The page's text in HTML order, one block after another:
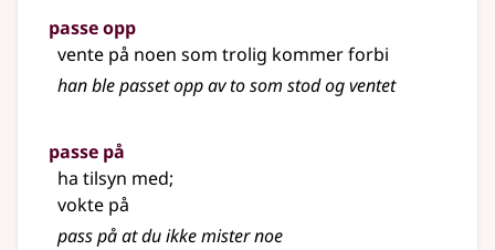
passe opp
vente på noen som trolig kommer forbi
han ble passet opp av to som stod og ventet
passe på
ha tilsyn med;
vokte på
pass på at du ikke mister noe